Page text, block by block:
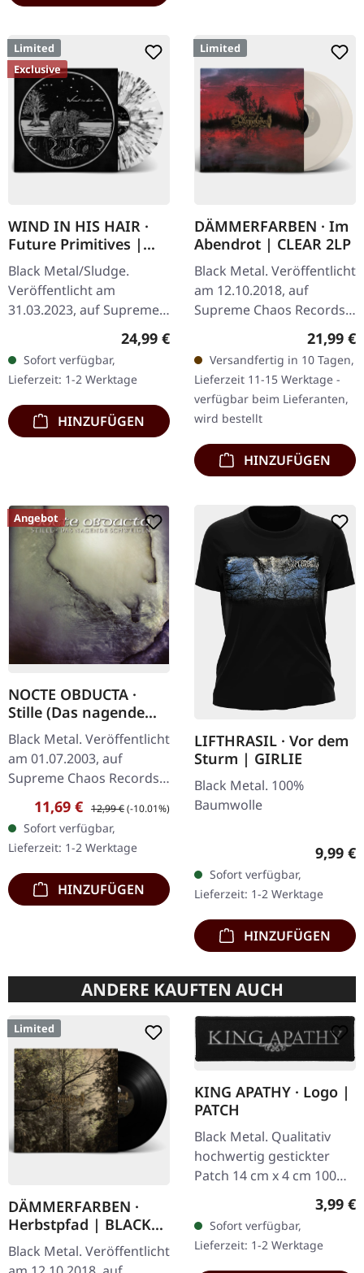
Limited
Exclusive
WIND IN HIS HAIR ·
Future Primitives |
SPLATTER LP
Black Metal/Sludge.
Veröffentlicht am
31.03.2023, auf Supreme
Chaos Records. SCR-
exklusives Ultra Clear
Vinyl mit schwarzen und
weißen Splattern mit…
Regulärer Preis:
24,99 €
Sofort verfügbar,
Lieferzeit: 1-2 Werktage
HINZUFÜGEN
Limited
DÄMMERFARBEN · Im
Abendrot | CLEAR 2LP
Black Metal. Veröffentlicht
am 12.10.2018, auf
Supreme Chaos Records.
Transparentes Vinyl
limitiert auf nur 200
Exemplare. Vinyl-
Spezifikationen: ·…
21,99 €
Versandfertig in 10 Tagen,
Lieferzeit 11-15 Werktage -
verfügbar beim Lieferanten,
wird bestellt
HINZUFÜGEN
Angebot
NOCTE OBDUCTA ·
Stille (Das nagende
Schweigen) | CD
Black Metal. Veröffentlicht
am 01.07.2003, auf
Supreme Chaos Records.
CD im Jewelcase. Mit
"Stille (Das nagende
Schweigen)" zeigen sich
Nocte Obducta…
Verkaufspreis:
11,69 € Regulärer Preis:
12,99 €(-10.01%)
Sofort verfügbar,
Lieferzeit: 1-2 Werktage
HINZUFÜGEN
LIFTHRASIL · Vor dem
Sturm | GIRLIE
Black Metal. 100%
Baumwolle
9,99 €
Sofort verfügbar,
Lieferzeit: 1-2 Werktage
HINZUFÜGEN
ANDERE KAUFTEN AUCH
Limited
DÄMMERFARBEN ·
Herbstpfad | BLACK
LP
Black Metal. Veröffentlicht
KING APATHY · Logo |
PATCH
Black Metal. Qualitativ
hochwertig gestickter
Patch 14 cm x 4 cm 100%
3,99 €
Sofort verfügbar,
Lieferzeit: 1-2 Werktage